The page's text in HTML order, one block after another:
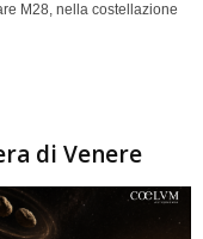
M28, nella costellazione
di Venere